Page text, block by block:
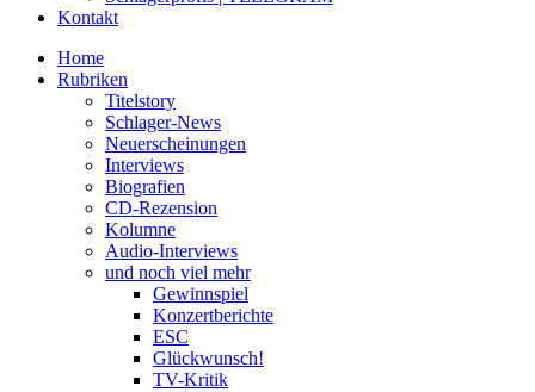
Kontakt
Home
Rubriken
Titelstory
Schlager-News
Neuerscheinungen
Interviews
Biografien
CD-Rezension
Kolumne
Audio-Interviews
und noch viel mehr
Gewinnspiel
Konzertberichte
ESC
Glückwunsch!
TV-Kritik